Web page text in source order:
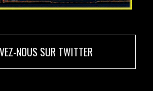
NOUS SUR TWITTER